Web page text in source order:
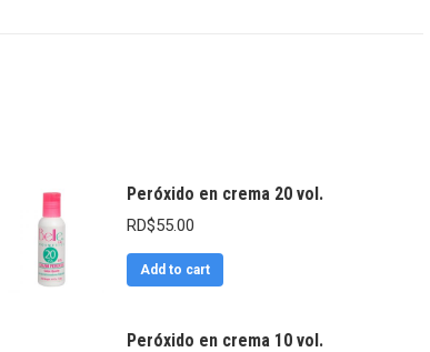
Peróxido en crema 20 vol.
RD$55.00
Add to cart
Peróxido en crema 10 vol.